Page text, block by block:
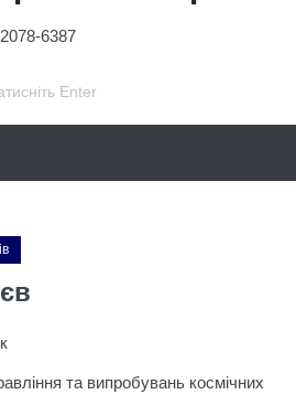
6387
та випробувань космічних